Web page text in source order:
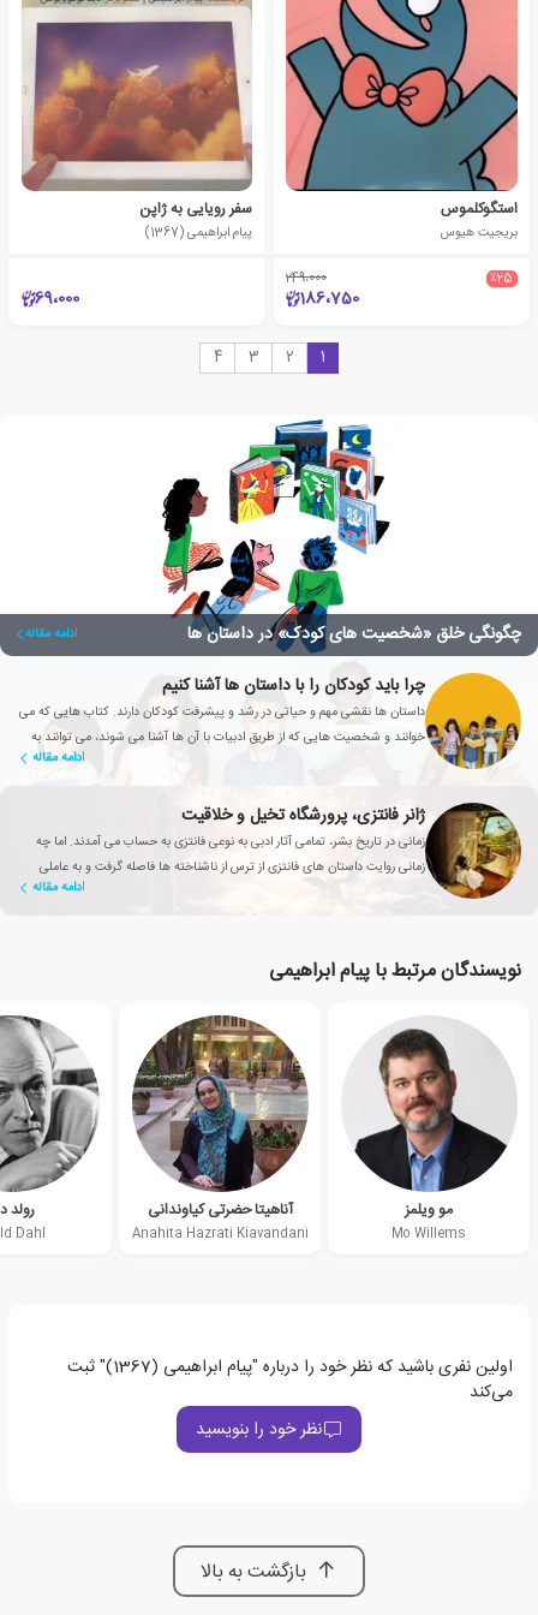
استگوکلموس
بریجیت هیوس
٪25 249،000
186،750
سفر رویایی به ژاپن
پیام ابراهیمی (1367)
69،000
1
2
3
4
چگونگی خلق «شخصیت های کودک» در داستان ها ادامه مقاله
چرا باید کودکان را با داستان ها آشنا کنیم
داستان ها نقشی مهم و حیاتی در رشد و پیشرفت کودکان دارند. کتاب هایی که می
خوانند و شخصیت هایی که از طریق ادبیات با آن ها آشنا می شوند، می توانند به
ادامه مقاله
ژانر فانتزی، پرورشگاه تخیل و خلاقیت
زمانی در تاریخ بشر، تمامی آثار ادبی به نوعی فانتزی به حساب می آمدند. اما چه
زمانی روایت داستان های فانتزی از ترس از ناشناخته ها فاصله گرفت و به عاملی
ادامه مقاله
نویسندگان مرتبط با پیام ابراهیمی
مو ویلمز
Mo Willems
آناهیتا حضرتی کیاوندانی
Anahita Hazrati Kiavandani
رولد
Dahl
اولین نفری باشید که نظر خود را درباره "پیام ابراهیمی (1367)" ثبت
می‌کند
نظر خود را بنویسید
بازگشت به بالا